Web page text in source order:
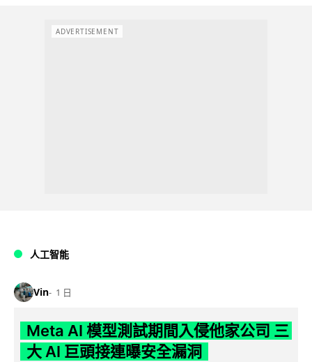
ADVERTISEMENT
人工智能
Vin 1 日
Meta AI 模型測試期間入侵他家公司 三
大 AI 巨頭接連曝安全漏洞